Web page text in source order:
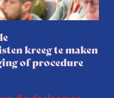
kreeg te maken
of procedure